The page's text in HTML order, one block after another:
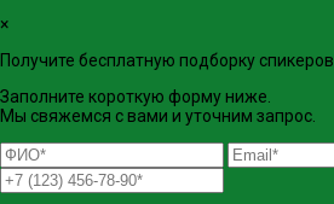
×
Получите бесплатную подборку спикеров
Заполните короткую форму ниже.
Мы свяжемся с вами и уточним запрос.